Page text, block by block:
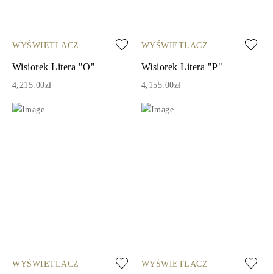
WYŚWIETLACZ
Wisiorek Litera "O"
4,215.00zł
WYŚWIETLACZ
Wisiorek Litera "P"
4,155.00zł
WYŚWIETLACZ WYŚWIETLACZ